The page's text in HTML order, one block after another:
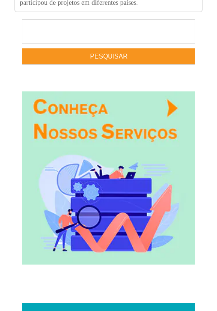
participou de projetos em diferentes países.